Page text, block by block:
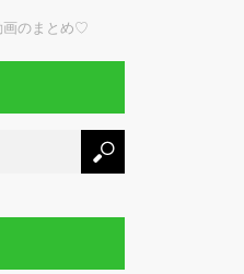
画のまとめ♡